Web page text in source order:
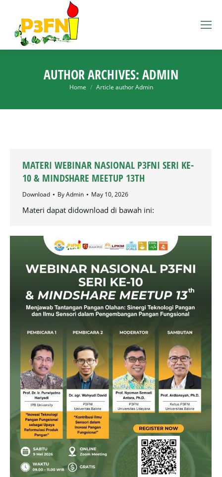
AUTHOR ARCHIVES:ADMIN
You are here:
Home Article author Admin
MATERI WEBINAR NASIONAL P3FNI SERI KE-
10 & MINDSHARE MEETUP 13TH
Download ByAdmin May 10, 2026
Materi dapat didownload di bawah ini: